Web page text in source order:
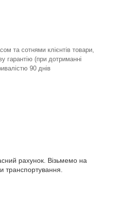
та сотнями клієнтів товари,
гарантію (при дотриманні
90 днів
рахунок. Візьмемо на
транспортування.